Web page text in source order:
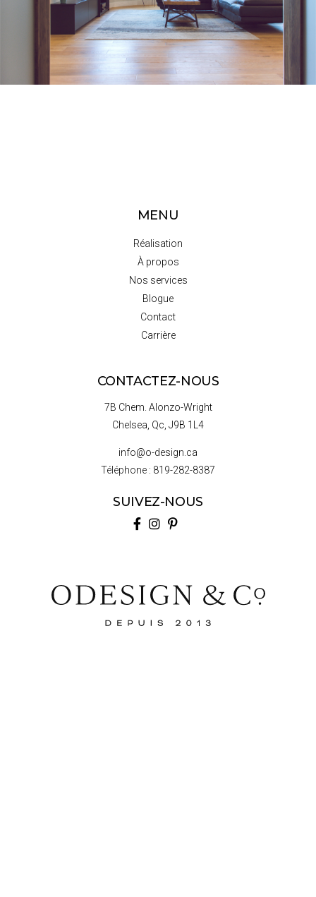
MENU
Réalisation
À propos
Nos services
Blogue
Contact
Carrière
CONTACTEZ-NOUS
7B Chem. Alonzo-Wright
Chelsea, Qc, J9B 1L4
info@o-design.ca
Téléphone : 819-282-8387
SUIVEZ-NOUS